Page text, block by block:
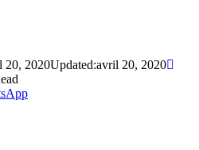
20, 2020Updated:avril 20, 2020